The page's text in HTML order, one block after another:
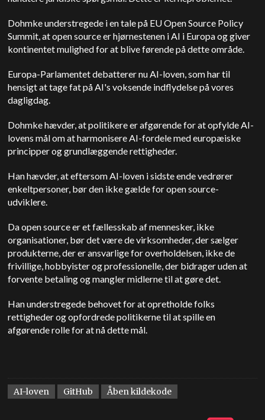
Dohmke understregede i en tale på EU Open Source Policy
Summit, at open source er hjørnestenen i AI i Europa og giver
kontinentet mulighed for at blive førende på dette område.
Europa-Parlamentet debatterer nu AI-loven, som har til
hensigt at tage fat på AI's voksende indflydelse på vores
dagligdag.
Dohmke hævder, at politikere er afgørende for at opfylde AI-
lovens mål om at harmonisere AI-fordele med europæiske
principper og grundlæggende rettigheder.
Han hævder, at eftersom AI-loven i sidste ende vedrører
enkeltpersoner, bør den ikke gælde for open source-
udviklere.
Da open source er et fællesskab af mennesker, ikke
organisationer, bør det være de virksomheder, der sælger
produkterne, der er ansvarlige for overholdelsen, ikke de
frivillige, hobbyister og professionelle, der bidrager uden at
forvente betaling og mangler midlerne til at gøre det.
Han understregede behovet for at opretholde folks
rettigheder og opfordrede politikerne til at spille en
afgørende rolle for at nå dette mål.
AI-loven GitHub Åben kildekode